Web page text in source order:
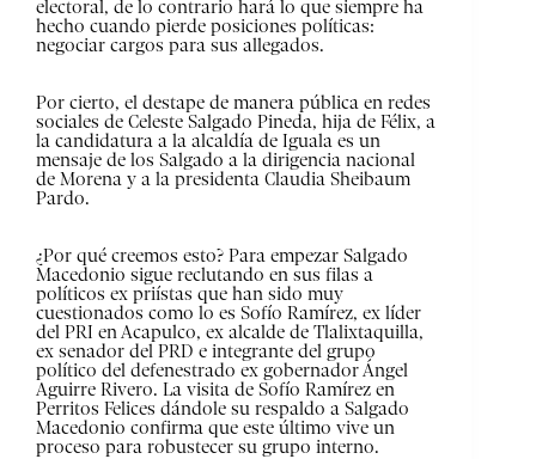
electoral, de lo contrario hará lo que siempre ha
hecho cuando pierde posiciones políticas:
negociar cargos para sus allegados.
Por cierto, el destape de manera pública en redes
sociales de Celeste Salgado Pineda, hija de Félix, a
la candidatura a la alcaldía de Iguala es un
mensaje de los Salgado a la dirigencia nacional
de Morena y a la presidenta Claudia Sheibaum
Pardo.
¿Por qué creemos esto? Para empezar Salgado
Macedonio sigue reclutando en sus filas a
políticos ex priístas que han sido muy
cuestionados como lo es Sofío Ramírez, ex líder
del PRI en Acapulco, ex alcalde de Tlalixtaquilla,
ex senador del PRD e integrante del grupo
político del defenestrado ex gobernador Ángel
Aguirre Rivero. La visita de Sofío Ramírez en
Perritos Felices dándole su respaldo a Salgado
Macedonio confirma que este último vive un
proceso para robustecer su grupo interno.